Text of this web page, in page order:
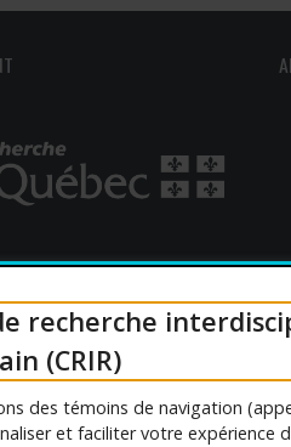
recherche
(CRIR)
des témoins de navigation
et faciliter votre expérience